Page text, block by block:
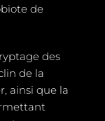
de
des
de la
ainsi que la